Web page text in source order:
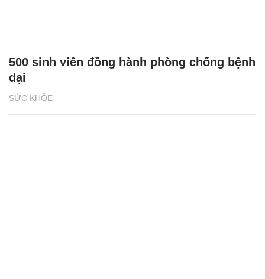
SỨC KHỎE
500 sinh viên đồng hành phòng chống bệnh
dại